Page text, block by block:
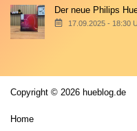
Der neue Philips
17.09.2025 - 18:30
Copyright © 2026 hueblog.de
Home